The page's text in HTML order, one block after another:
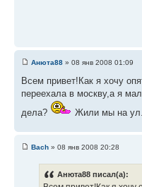
Анюта88 » 08 янв 2008 01:09
Всем привет!Как я хочу
переехала в москву,а я
дела?
Жили мы на
Bach » 08 янв 2008 20:28
Анюта88 писал(а):